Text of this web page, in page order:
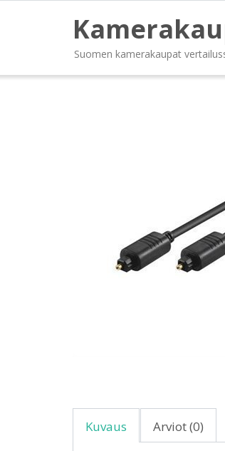
Suomen kamerakaupat
Kuvaus Arviot (0)